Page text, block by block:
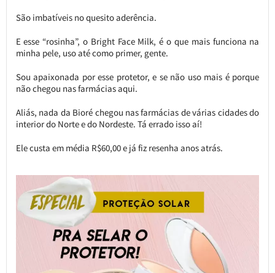
São imbatíveis no quesito aderência.
E esse “rosinha”, o Bright Face Milk, é o que mais funciona na
minha pele, uso até como primer, gente.
Sou apaixonada por esse protetor, e se não uso mais é porque
não chegou nas farmácias aqui.
Aliás, nada da Bioré chegou nas farmácias de várias cidades do
interior do Norte e do Nordeste. Tá errado isso aí!
Ele custa em média R$60,00 e já fiz resenha anos atrás.